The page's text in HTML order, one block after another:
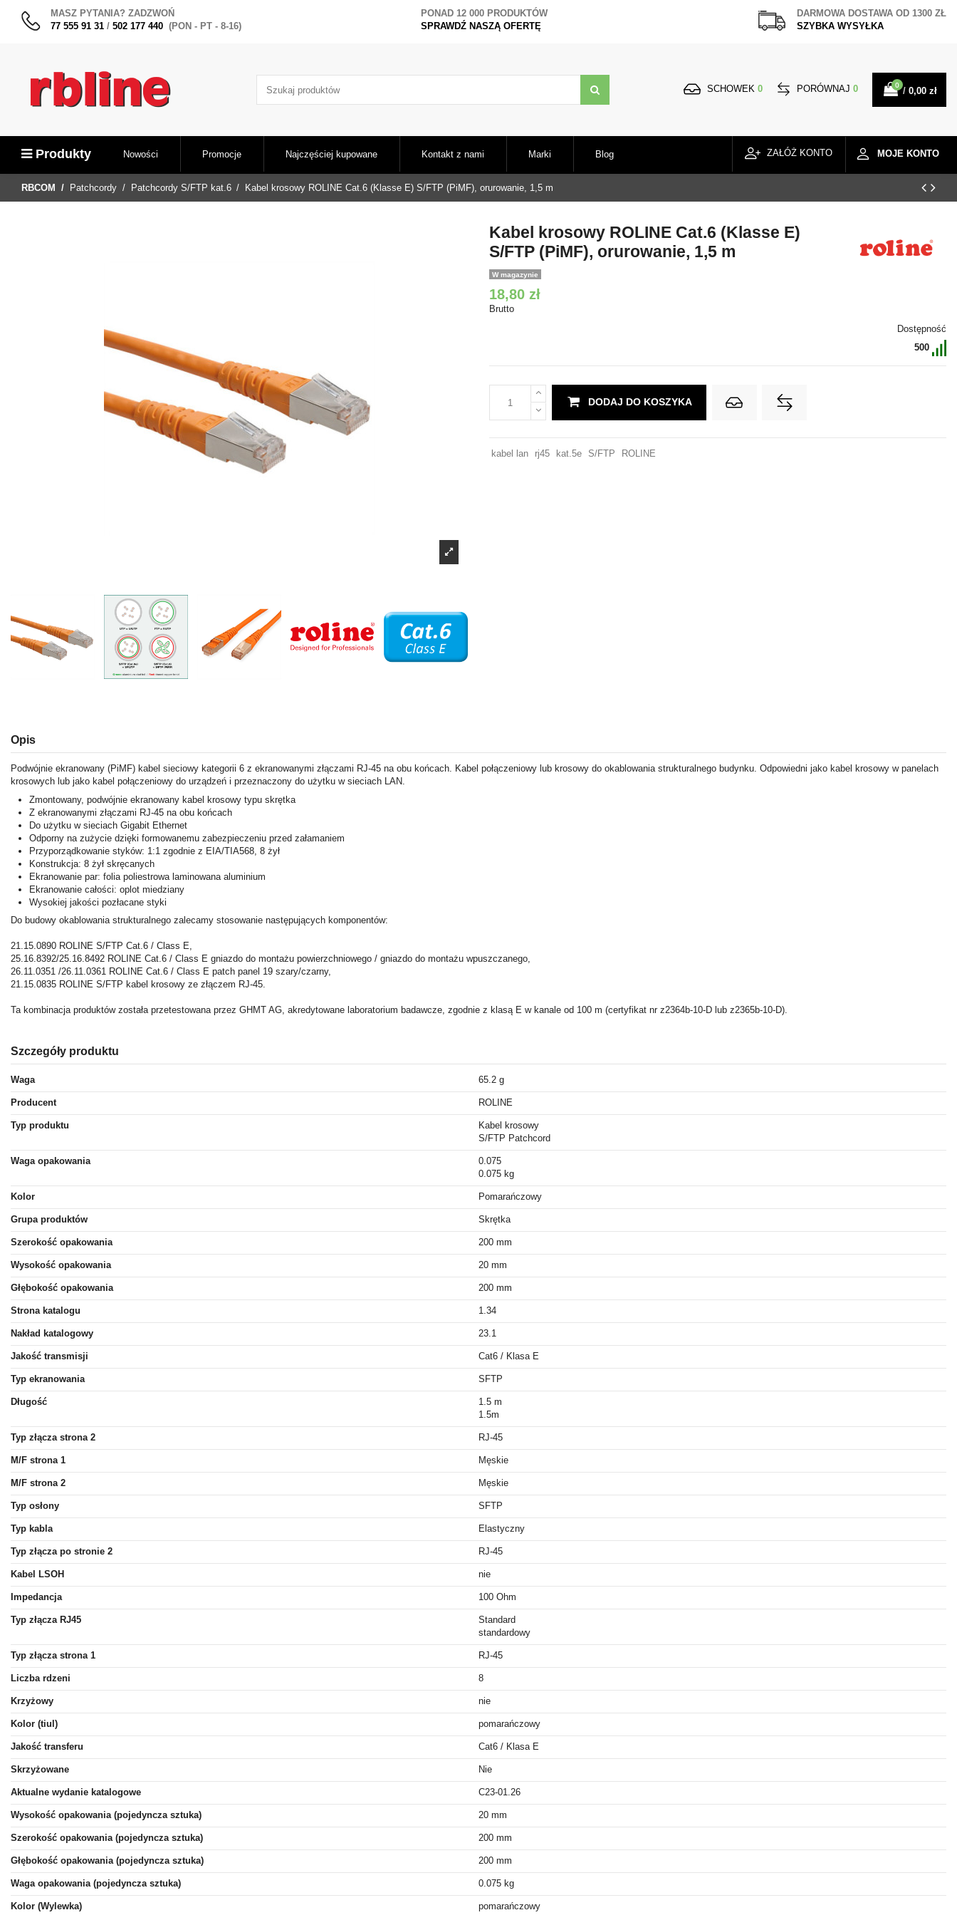
MASZ PYTANIA? ZADZWOŃ
77 555 91 31 / 502 177 440 (PON - PT - 8-16)
PONAD 12 000 PRODUKTÓW
SPRAWDŹ NASZĄ OFERTĘ
DARMOWA DOSTAWA OD 1300 ZŁ
SZYBKA WYSYŁKA
SCHOWEK 0 PORÓWNAJ 0 0
/ 0,00 zł
Produkty Nowości Promocje Najczęściej kupowane Kontakt z nami Marki Blog MOJE KONTO
ZAŁÓŻ KONTO
RBCOM Patchcordy Patchcordy S/FTP kat.6 Kabel krosowy ROLINE Cat.6 (Klasse E) S/FTP (PiMF), orurowanie, 1,5 m
Kabel krosowy ROLINE Cat.6 (Klasse E)
S/FTP (PiMF), orurowanie, 1,5 m
W magazynie
18,80 zł
Brutto
Dostępność
500
DODAJ DO KOSZYKA
kabel lan rj45 kat.5e S/FTP ROLINE
Opis
Podwójnie ekranowany (PiMF) kabel sieciowy kategorii 6 z ekranowanymi złączami RJ-45 na obu końcach. Kabel połączeniowy lub krosowy do okablowania strukturalnego budynku. Odpowiedni jako kabel krosowy w panelach
krosowych lub jako kabel połączeniowy do urządzeń i przeznaczony do użytku w sieciach LAN.
Zmontowany, podwójnie ekranowany kabel krosowy typu skrętka
Z ekranowanymi złączami RJ-45 na obu końcach
Do użytku w sieciach Gigabit Ethernet
Odporny na zużycie dzięki formowanemu zabezpieczeniu przed załamaniem
Przyporządkowanie styków: 1:1 zgodnie z EIA/TIA568, 8 żył
Konstrukcja: 8 żył skręcanych
Ekranowanie par: folia poliestrowa laminowana aluminium
Ekranowanie całości: oplot miedziany
Wysokiej jakości pozłacane styki
Do budowy okablowania strukturalnego zalecamy stosowanie następujących komponentów:
21.15.0890 ROLINE S/FTP Cat.6 / Class E,
25.16.8392/25.16.8492 ROLINE Cat.6 / Class E gniazdo do montażu powierzchniowego / gniazdo do montażu wpuszczanego,
26.11.0351 /26.11.0361 ROLINE Cat.6 / Class E patch panel 19 szary/czarny,
21.15.0835 ROLINE S/FTP kabel krosowy ze złączem RJ-45.
Ta kombinacja produktów została przetestowana przez GHMT AG, akredytowane laboratorium badawcze, zgodnie z klasą E w kanale od 100 m (certyfikat nr z2364b-10-D lub z2365b-10-D).
Szczegóły produktu
Waga 65.2 g
Producent ROLINE
Typ produktu
Kabel krosowy
S/FTP Patchcord
Waga opakowania
0.075
0.075 kg
Kolor Pomarańczowy
Grupa produktów Skrętka
Szerokość opakowania 200 mm
Wysokość opakowania 20 mm
Głębokość opakowania 200 mm
Strona katalogu 1.34
Nakład katalogowy 23.1
Jakość transmisji Cat6 / Klasa E
Typ ekranowania SFTP
Długość
1.5 m
1.5m
Typ złącza strona 2 RJ-45
M/F strona 1 Męskie
M/F strona 2 Męskie
Typ osłony SFTP
Typ kabla Elastyczny
Typ złącza po stronie 2 RJ-45
Kabel LSOH nie
Impedancja 100 Ohm
Typ złącza RJ45
Standard
standardowy
Typ złącza strona 1 RJ-45
Liczba rdzeni 8
Krzyżowy nie
Kolor (tiul) pomarańczowy
Jakość transferu Cat6 / Klasa E
Skrzyżowane Nie
Aktualne wydanie katalogowe C23-01.26
Wysokość opakowania (pojedyncza sztuka) 20 mm
Szerokość opakowania (pojedyncza sztuka) 200 mm
Głębokość opakowania (pojedyncza sztuka) 200 mm
Waga opakowania (pojedyncza sztuka) 0.075 kg
Kolor (Wylewka) pomarańczowy